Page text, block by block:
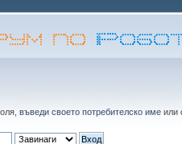
въведи своето потребителско име или